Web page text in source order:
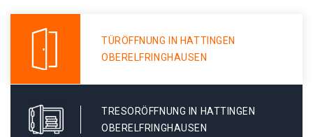
TÜRÖFFNUNG IN HATTINGEN
OBERELFRINGHAUSEN
TRESORÖFFNUNG IN HATTINGEN
OBERELFRINGHAUSEN